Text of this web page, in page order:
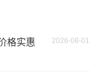
2026-08-01
格实惠